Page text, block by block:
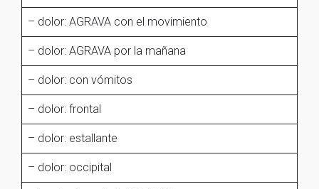
– dolor: AGRAVA con el movimiento
– dolor: AGRAVA por la mañana
– dolor: con vómitos
– dolor: frontal
– dolor: estallante
– dolor: occipital